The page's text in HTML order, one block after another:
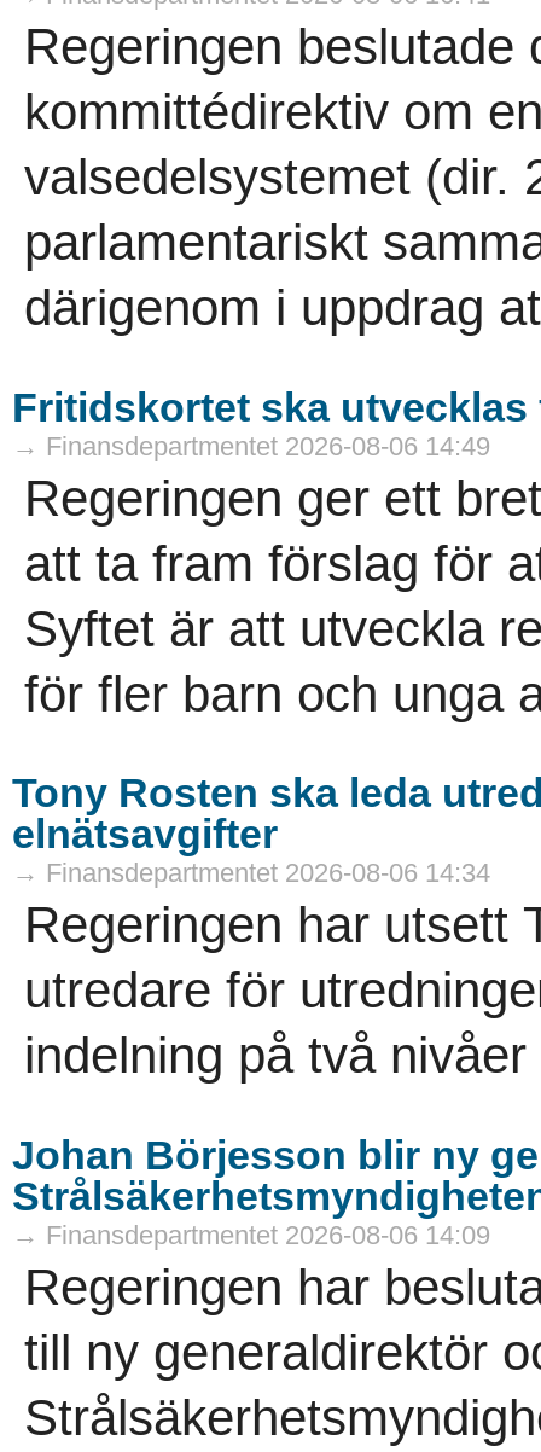
Regeringen beslutade
kommittédirektiv om
valsedelsystemet (dir.
parlamentariskt
därigenom i uppdrag
Fritidskortet ska
→ Finansdepartmentet 2026-08-06 14:49
Regeringen ger ett
att ta fram förslag för
Syftet är att utveckla
för fler barn och unga
Tony Rosten ska leda
elnätsavgifter
→ Finansdepartmentet 2026-08-06 14:34
Regeringen har utsett
utredare för
indelning på två
Johan Börjesson blir ny
→ Finansdepartmentet 2026-08-06 14:09
Regeringen har
till ny generaldirektör